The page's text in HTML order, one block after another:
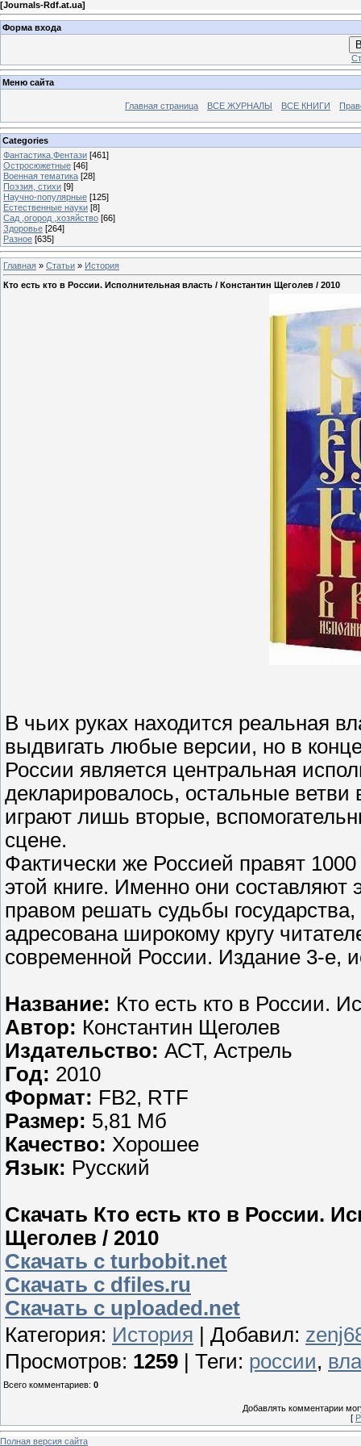
[Journals-Rdf.at.ua]
Форма входа
Меню сайта
Главная страница ВСЕ ЖУРНАЛЫ ВСЕ КНИГИ
Categories
Фантастика,Фентази [461]
Остросюжетные [46]
Военная тематика [28]
Поэзия, стихи [9]
Научно-популярные [125]
Естественные науки [8]
Сад ,огород ,хозяйство [66]
Здоровье [264]
Разное [635]
Главная » Статьи » История
Кто есть кто в России. Исполнительная власть / Константин Щеголев / 2010
В чьих руках находится реальная
выдвигать любые версии, но в
России является центральная
декларировалось, остальные ветви
играют лишь вторые,
сцене.
Фактически же Россией правят
этой книге. Именно они составляют
правом решать судьбы
адресована широкому кругу
современной России. Издание 3-е,
Название: Кто есть кто в России.
Автор: Константин Щеголев
Издательство: АСТ, Астрель
Год: 2010
Формат: FB2, RTF
Размер: 5,81 Мб
Качество: Хорошее
Язык: Русский
Скачать Кто есть кто в России.
Щеголев / 2010
Скачать с turbobit.net
Скачать с dfiles.ru
Скачать с uploaded.net
Категория: История Добавил:
Просмотров: 1259 Теги: россии,
Всего комментариев: 0
Добавлять комментарии
[
Полная версия сайта